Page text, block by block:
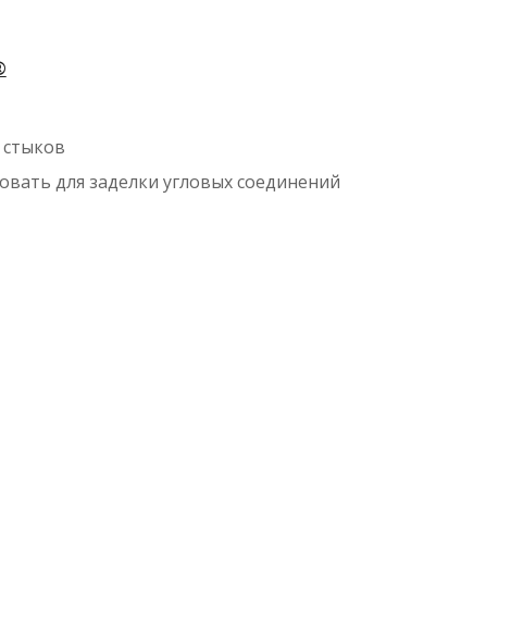
для заделки угловых соединений